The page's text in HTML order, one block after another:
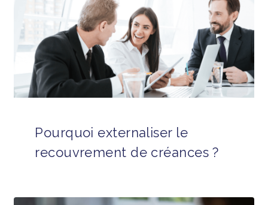
Pourquoi externaliser le
recouvrement de créances ?